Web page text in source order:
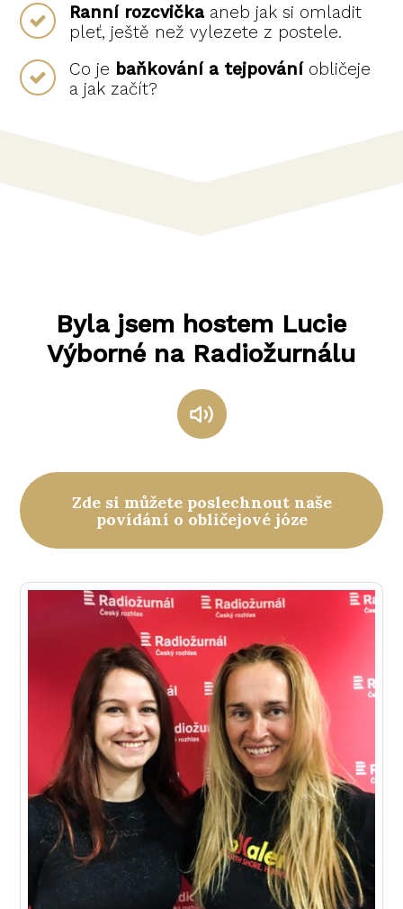
Ranní rozcvička aneb jak si omladit
pleť, ještě než vylezete z postele.
Co je baňkování a tejpováníobličeje
a jak začít?
Byla jsem hostem Lucie
Výborné na Radiožurnálu
Zde si můžete poslechnout naše
povídání o obličejové józe